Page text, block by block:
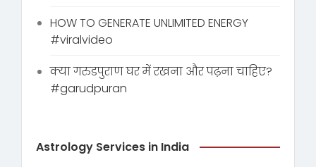
HOW TO GENERATE UNLIMITED ENERGY
#viralvideo
क्या गरुडपुराण घर में रखना और पढ़ना चाहिए?
#garudpuran
Astrology Services in India